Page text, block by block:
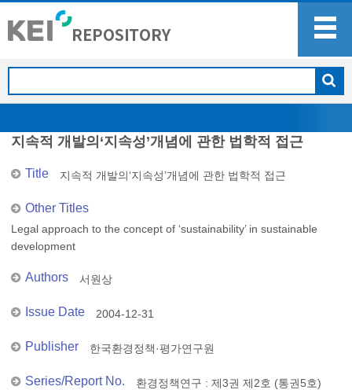
지속적 개발의‘지속성’개념에 관한 법학적 접근
Title 지속적 개발의‘지속성’개념에 관한 법학적 접근
Other Titles
Legal approach to the concept of ‘sustainability’ in sustainable
development
Authors 서원상
Issue Date 2004-12-31
Publisher 한국환경정책·평가연구원
Series/Report No. 환경정책연구 : 제3권 제2호 (통권5호)